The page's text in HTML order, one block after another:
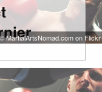
© MartialArtsNomad.com on Flickr